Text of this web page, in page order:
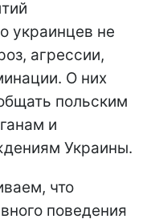
украинцев не
агрессии,
О них
польским
и
Украины.
что
поведения